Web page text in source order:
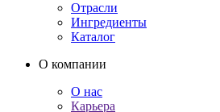
Отрасли
Ингредиенты
Каталог
О компании
О нас
Карьера